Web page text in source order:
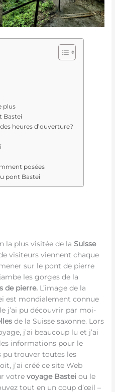
plus
Bastei
heures d’ouverture?
posées
pont Bastei
la plus visitée de laSuisse
visiteurs viennent chaque
sur le pont de pierre
les gorges de la
de pierre. L’image de la
est mondialement connue
j’ai pu découvrir par moi-
de la Suisse saxonne. Lors
j’ai beaucoup lu et j’ai
informations pour le
pu trouver toutes les
j’ai créé ce site Web
votrevoyage Bastei ou le
tout en un coup d’œil –